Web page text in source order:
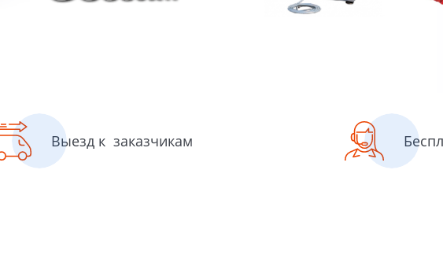
Выезд к заказчикам